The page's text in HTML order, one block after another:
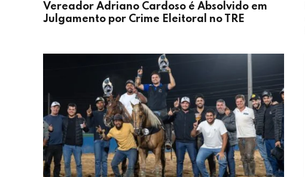
Vereador Adriano Cardoso é Absolvido em
Julgamento por Crime Eleitoral no TRE